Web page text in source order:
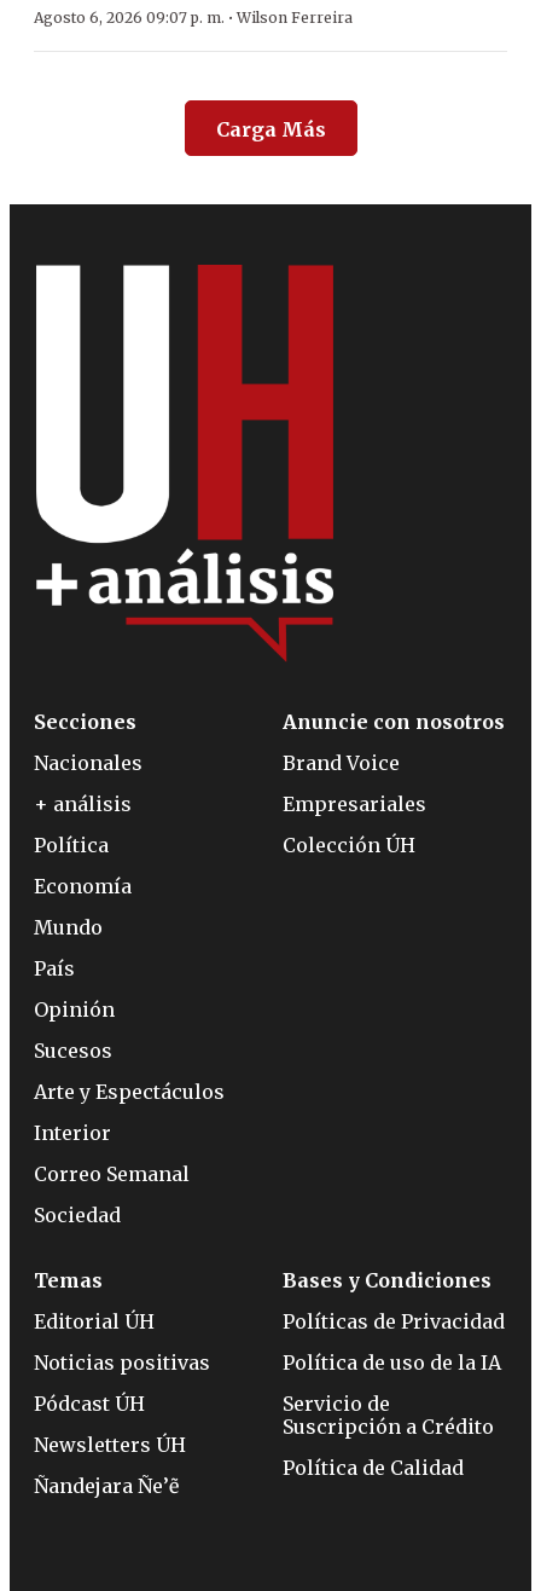
Agosto 6, 2026 09:07 p. m. ·Wilson Ferreira
Carga Más
Secciones
Nacionales
+ análisis
Política
Economía
Mundo
País
Opinión
Sucesos
Arte y Espectáculos
Interior
Correo Semanal
Sociedad
Anuncie con nosotros
Brand Voice
Empresariales
Colección ÚH
Temas
Editorial ÚH
Noticias positivas
Pódcast ÚH
Newsletters ÚH
Ñandejara Ñe’ẽ
Bases y Condiciones
Políticas de Privacidad
Política de uso de la IA
Servicio de
Suscripción a Crédito
Política de Calidad